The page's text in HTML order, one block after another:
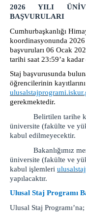
YARGI ÇEVRESİ
HİZMET BİNAMIZ
BİLİRKİŞİLİK BÖLGE
2026 YILI
BAŞVURULARI
Cumhurbaşkanlığı
koordinasyonunda 2026
başvuruları 06 Ocak
tarihi saat 23:59’a
Staj başvurusunda
öğrencilerinin
gerekmektedir.
Belirtilen tarihe
üniversite (fakülte ve
kabul edilmeyecektir.
Bakanlığımız
üniversite (fakülte ve
kabul işlemleri
yapılacaktır.
Ulusal Staj Programı
Ulusal Staj Programı’na;